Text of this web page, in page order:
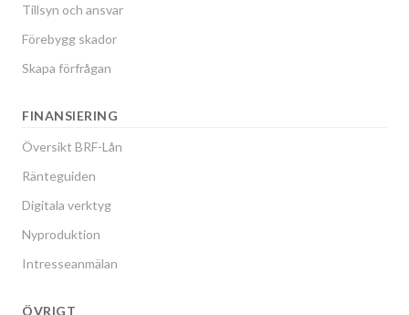
Tillsyn och ansvar
Förebygg skador
Skapa förfrågan
FINANSIERING
Översikt BRF-Lån
Ränteguiden
Digitala verktyg
Nyproduktion
Intresseanmälan
ÖVRIGT